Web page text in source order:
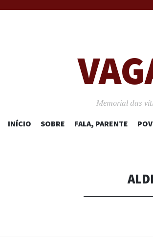
Memorial das
INÍCIO SOBRE FALA, PARENTE